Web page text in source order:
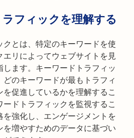
フィックを理解する
クとは、特定のキーワードを使
エリによってウェブサイトを見
ます。キーワードトラフィッ
のキーワードが最もトラフィ
促進しているかを理解するこ
ドトラフィックを監視するこ
を強化し、エンゲージメントを
増やすためのデータに基づい